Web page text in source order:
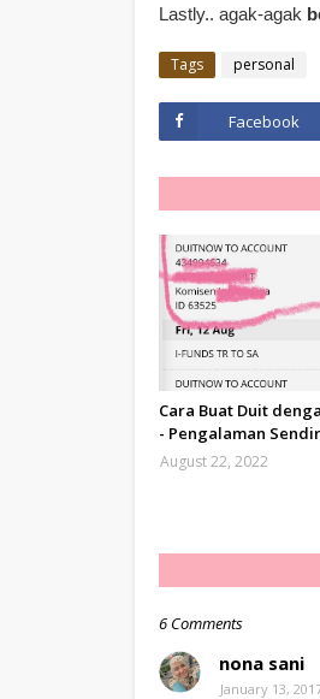
Lastly.. agak-agak
Tags personal
Facebook
Cara Buat Duit
- Pengalaman
August 22, 2022
6 Comments
nona sani
January 13,